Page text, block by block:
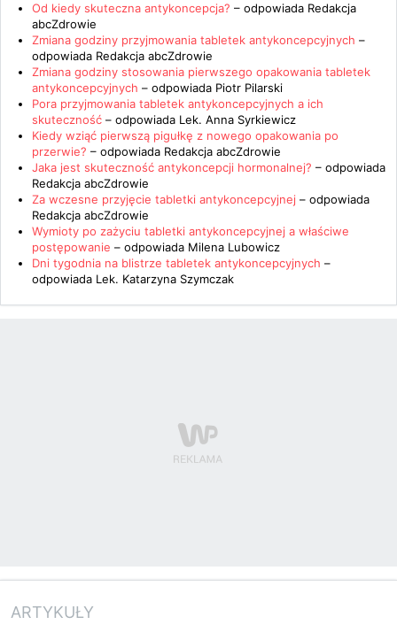
Od kiedy skuteczna antykoncepcja? – odpowiada Redakcja
abcZdrowie
Zmiana godziny przyjmowania tabletek antykoncepcyjnych –
odpowiada Redakcja abcZdrowie
Zmiana godziny stosowania pierwszego opakowania tabletek
antykoncepcyjnych – odpowiada Piotr Pilarski
Pora przyjmowania tabletek antykoncepcyjnych a ich
skuteczność – odpowiada Lek. Anna Syrkiewicz
Kiedy wziąć pierwszą pigułkę z nowego opakowania po
przerwie? – odpowiada Redakcja abcZdrowie
Jaka jest skuteczność antykoncepcji hormonalnej? – odpowiada
Redakcja abcZdrowie
Za wczesne przyjęcie tabletki antykoncepcyjnej – odpowiada
Redakcja abcZdrowie
Wymioty po zażyciu tabletki antykoncepcyjnej a właściwe
postępowanie – odpowiada Milena Lubowicz
Dni tygodnia na blistrze tabletek antykoncepcyjnych –
odpowiada Lek. Katarzyna Szymczak
ARTYKUŁY